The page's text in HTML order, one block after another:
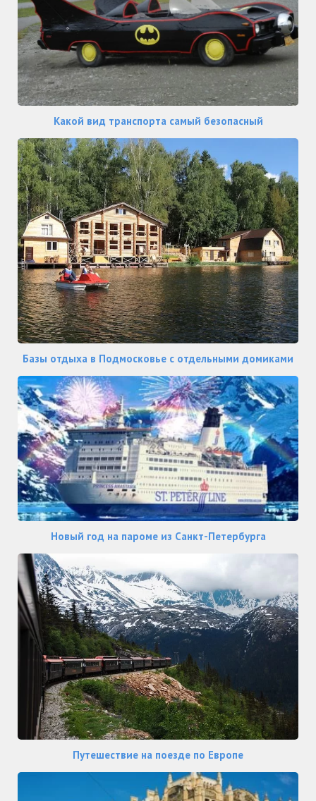
Какой вид транспорта самый безопасный
Базы отдыха в Подмосковье с отдельными домиками
Новый год на пароме из Санкт-Петербурга
Путешествие на поезде по Европе